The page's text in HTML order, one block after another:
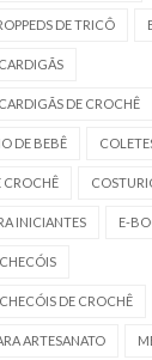
DE TRICÔ
DE CROCHÊ
DE BEBÊ
CROCHÊ
INICIANTES E-
DE CROCHÊ
ARTESANATO